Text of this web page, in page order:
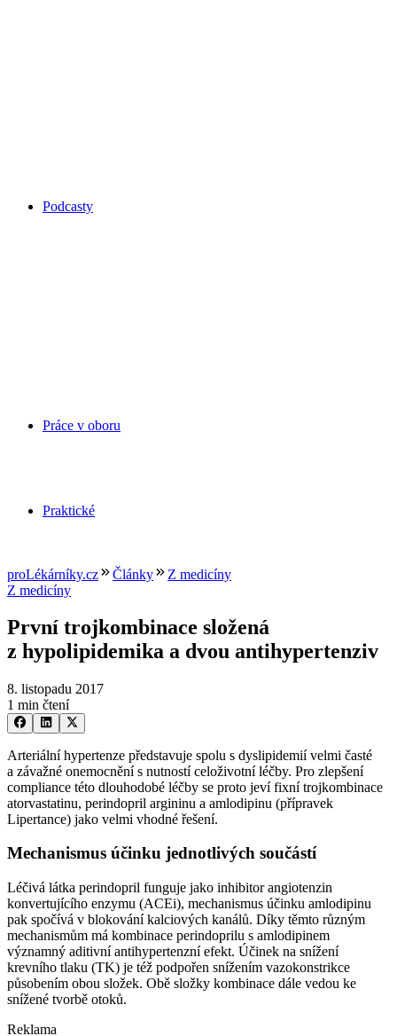
Podcasty
Práce v oboru
Praktické
proLékárníky.cz Články
Z medicíny
Z medicíny
První trojkombinace složená
z hypolipidemika a dvou antihypertenziv
8. listopadu 2017
1 min čtení
Arteriální hypertenze představuje spolu s dyslipidemií velmi časté
a závažné onemocnění s nutností celoživotní léčby. Pro zlepšení
compliance této dlouhodobé léčby se proto jeví fixní trojkombinace
atorvastatinu, perindopril argininu a amlodipinu (přípravek
Lipertance) jako velmi vhodné řešení.
Mechanismus účinku jednotlivých součástí
Léčivá látka perindopril funguje jako inhibitor angiotenzin
konvertujícího enzymu (ACEi), mechanismus účinku amlodipinu
pak spočívá v blokování kalciových kanálů. Díky těmto různým
mechanismům má kombinace perindoprilu s amlodipinem
významný aditivní antihypertenzní efekt. Účinek na snížení
krevního tlaku (TK) je též podpořen snížením vazokonstrikce
působením obou složek. Obě složky kombinace dále vedou ke
snížené tvorbě otoků.
Reklama